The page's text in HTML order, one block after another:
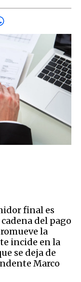
final es
del pago
la
incide en la
se deja de
Marco